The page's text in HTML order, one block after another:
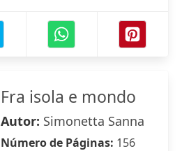
Fra isola e mondo
Autor: Simonetta Sanna
Número de Páginas: 156